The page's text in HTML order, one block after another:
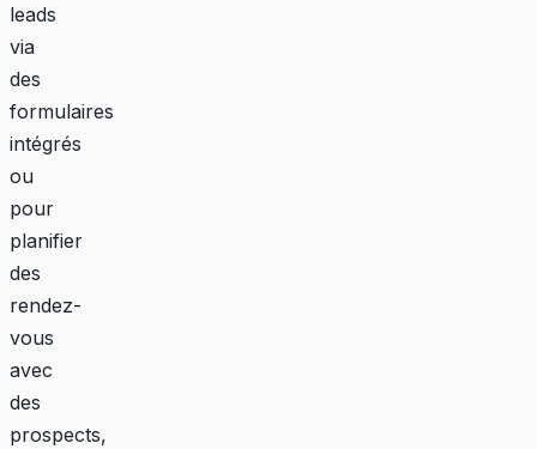
leads
via
des
formulaires
intégrés
ou
pour
planifier
des
rendez-
vous
avec
des
prospects,